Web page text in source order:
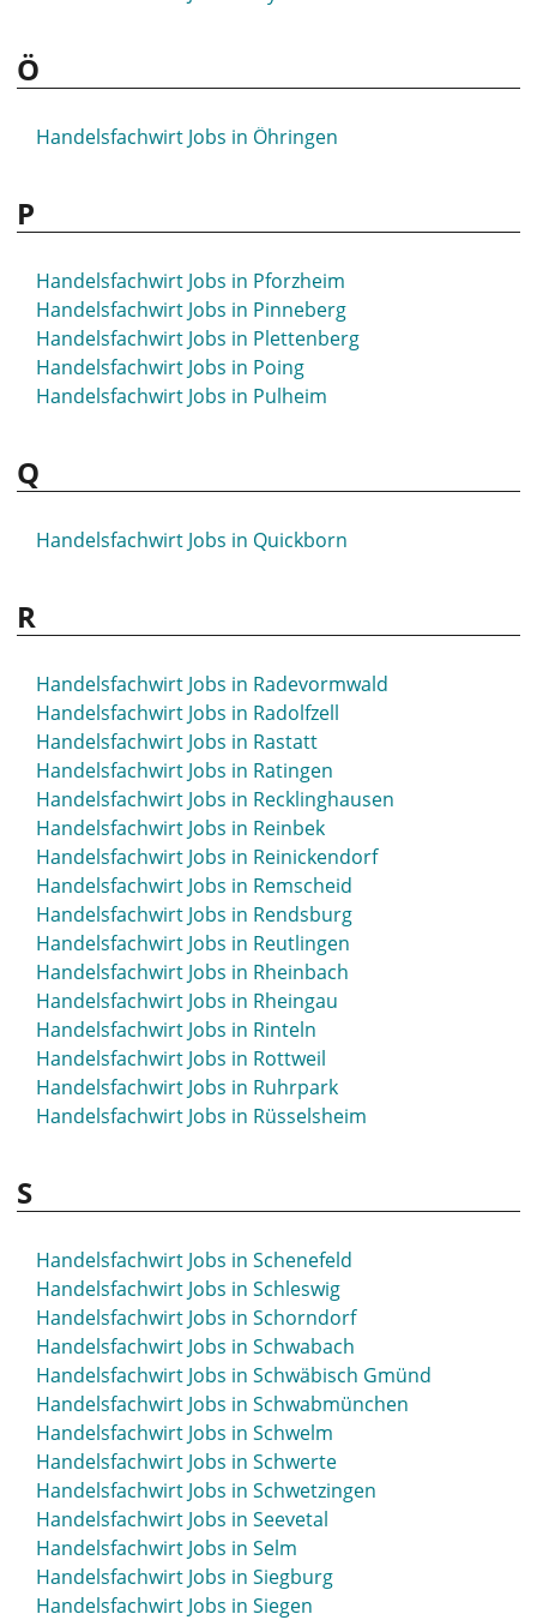
Ö
Handelsfachwirt Jobs in Öhringen
P
Handelsfachwirt Jobs in Pforzheim
Handelsfachwirt Jobs in Pinneberg
Handelsfachwirt Jobs in Plettenberg
Handelsfachwirt Jobs in Poing
Handelsfachwirt Jobs in Pulheim
Q
Handelsfachwirt Jobs in Quickborn
R
Handelsfachwirt Jobs in Radevormwald
Handelsfachwirt Jobs in Radolfzell
Handelsfachwirt Jobs in Rastatt
Handelsfachwirt Jobs in Ratingen
Handelsfachwirt Jobs in Recklinghausen
Handelsfachwirt Jobs in Reinbek
Handelsfachwirt Jobs in Reinickendorf
Handelsfachwirt Jobs in Remscheid
Handelsfachwirt Jobs in Rendsburg
Handelsfachwirt Jobs in Reutlingen
Handelsfachwirt Jobs in Rheinbach
Handelsfachwirt Jobs in Rheingau
Handelsfachwirt Jobs in Rinteln
Handelsfachwirt Jobs in Rottweil
Handelsfachwirt Jobs in Ruhrpark
Handelsfachwirt Jobs in Rüsselsheim
S
Handelsfachwirt Jobs in Schenefeld
Handelsfachwirt Jobs in Schleswig
Handelsfachwirt Jobs in Schorndorf
Handelsfachwirt Jobs in Schwabach
Handelsfachwirt Jobs in Schwäbisch Gmünd
Handelsfachwirt Jobs in Schwabmünchen
Handelsfachwirt Jobs in Schwelm
Handelsfachwirt Jobs in Schwerte
Handelsfachwirt Jobs in Schwetzingen
Handelsfachwirt Jobs in Seevetal
Handelsfachwirt Jobs in Selm
Handelsfachwirt Jobs in Siegburg
Handelsfachwirt Jobs in Siegen